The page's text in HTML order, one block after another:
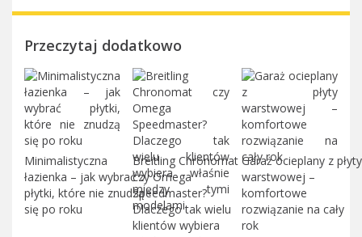
Przeczytaj dodatkowo
Minimalistyczna
łazienka – jak wybrać
płytki, które nie znudzą
się po roku
Breitling Chronomat
czy Omega
Speedmaster?
Dlaczego tak wielu
klientów wybiera
Garaż ocieplany z płyty
warstwowej –
komfortowe
rozwiązanie na cały
rok